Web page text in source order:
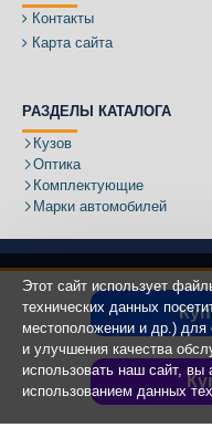
Контакты
Карта сайта
РАЗДЕЛЫ КАТАЛОГА
Кузов
Оптика
Комплектующие
Марки автомобилей
Copyright ©
Этот сайт использует
технических данных
местоположении и др.) для
и улучшения качества
использовать наш сайт, вы
использованием данных